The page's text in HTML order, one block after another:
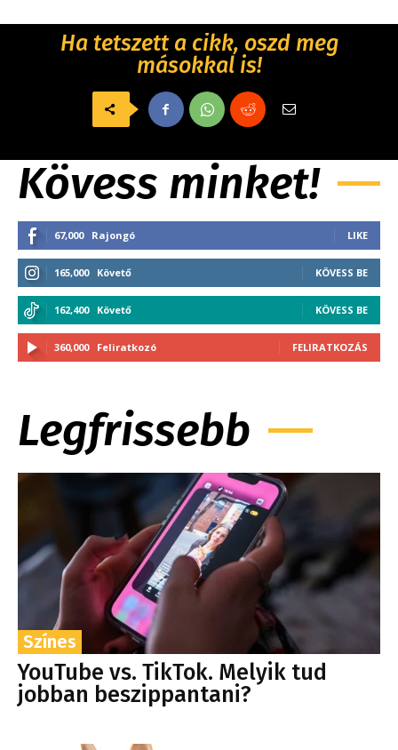
Ha tetszett a cikk, oszd meg
másokkal is!
Kövess minket!
67,000 Rajongó LIKE
165,000 Követő KÖVESS BE
162,400 Követő KÖVESS BE
360,000 Feliratkozó FELIRATKOZÁS
Legfrissebb
Színes
YouTube vs. TikTok. Melyik tud
jobban beszippantani?